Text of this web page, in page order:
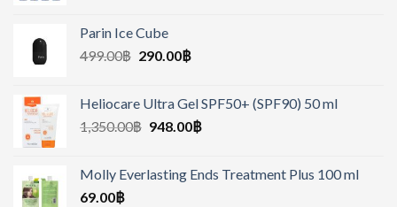
Parin Ice Cube
499.00฿ 290.00฿
Heliocare Ultra Gel SPF50+ (SPF90) 50 ml
1,350.00฿ 948.00฿
Molly Everlasting Ends Treatment Plus 100 ml
69.00฿